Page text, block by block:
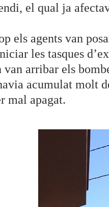
el qual ja
els agents van
les tasques
van arribar els
acumulat molt
mal apagat.